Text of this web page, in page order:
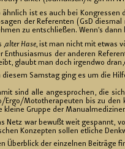
ähn­lich ist es auch bei
der Re­fe­ren­ten (GsD
zu ent­schlie­ßen. Wenn’s
‚alter Hase‚ ist man nicht mit etwas
En­thu­si­as­mus der an­de­ren
glaubt man doch ir­gend­wo
die­sem Sams­tag ging es um die
sind alle an­ge­spro­chen, die
Ergo/Mo­to­the­ra­peu­ten bis zu den
klei­ne Grup­pe der Ma­nu­al­me­di­zi­ner.
Netz war be­wußt weit ge­spannt,
Kon­zep­ten sol­len et­li­che
Über­blick der ein­zel­nen Bei­trä­ge